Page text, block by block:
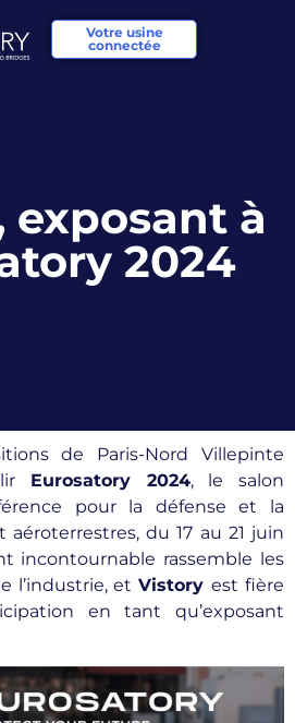
Votre usine
connectée
exposant à
2024
de Paris-Nord Villepinte
Eurosatory 2024, le salon
pour la défense et la
du 17 au 21 juin
incontournable rassemble les
l’industrie, etVistoryest fière
en tant qu’exposant